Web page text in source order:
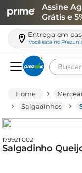
Assine
Grátis e
Entrega em
Você está no
Buscar
Salgadinhos
1799211002
Salgadinho
leite
queijo